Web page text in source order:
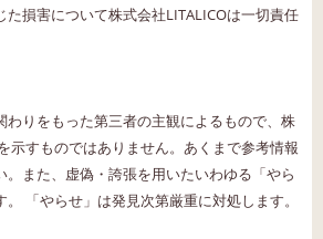
損害について株式会社LITALICOは一切責任
わりをもった第三者の主観によるもので、株
示すものではありません。あくまで参考情報
。また、虚偽・誇張を用いたいわゆる「やら
「やらせ」は発見次第厳重に対処します。